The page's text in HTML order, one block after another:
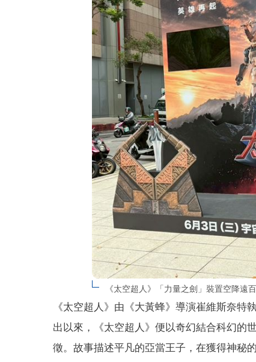
《太空超人》「力量之劍」裝置空降遠
《太空超人》由《大黃蜂》導演崔維斯奈
出以來，《太空超人》便以奇幻結合科幻的
徵。故事描述平凡的亞當王子，在獲得神秘